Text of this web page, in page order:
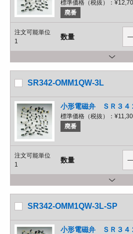
標準価格（税抜）：
廃番
注文可能単位
1
数量
SR342-OMM1QW-3L
小形電磁弁 ＳＲ３４
標準価格（税抜）：
廃番
注文可能単位
1
数量
SR342-OMM1QW-3L-SP
小形電磁弁 ＳＲ３４